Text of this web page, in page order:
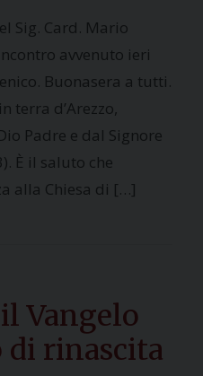
Sig. Card. Mario
avvenuto ieri
Buonasera a tutti.
terra d’Arezzo,
Padre e dal Signore
È il saluto che
alla Chiesa di […]
Vangelo
rinascita